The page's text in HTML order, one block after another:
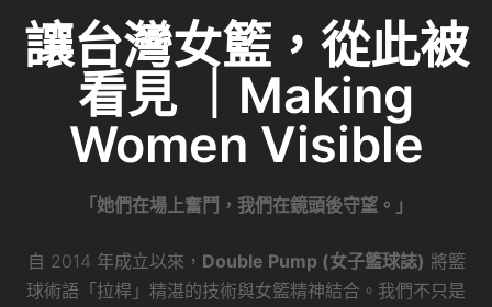
讓台灣女籃，從此被
看見 ｜Making
Women Visible
「她們在場上奮鬥，我們在鏡頭後守望。」
自 2014 年成立以來， Double Pump (女子籃球誌) 將籃
球術語「拉桿」精湛的技術與女籃精神結合。我們不只是